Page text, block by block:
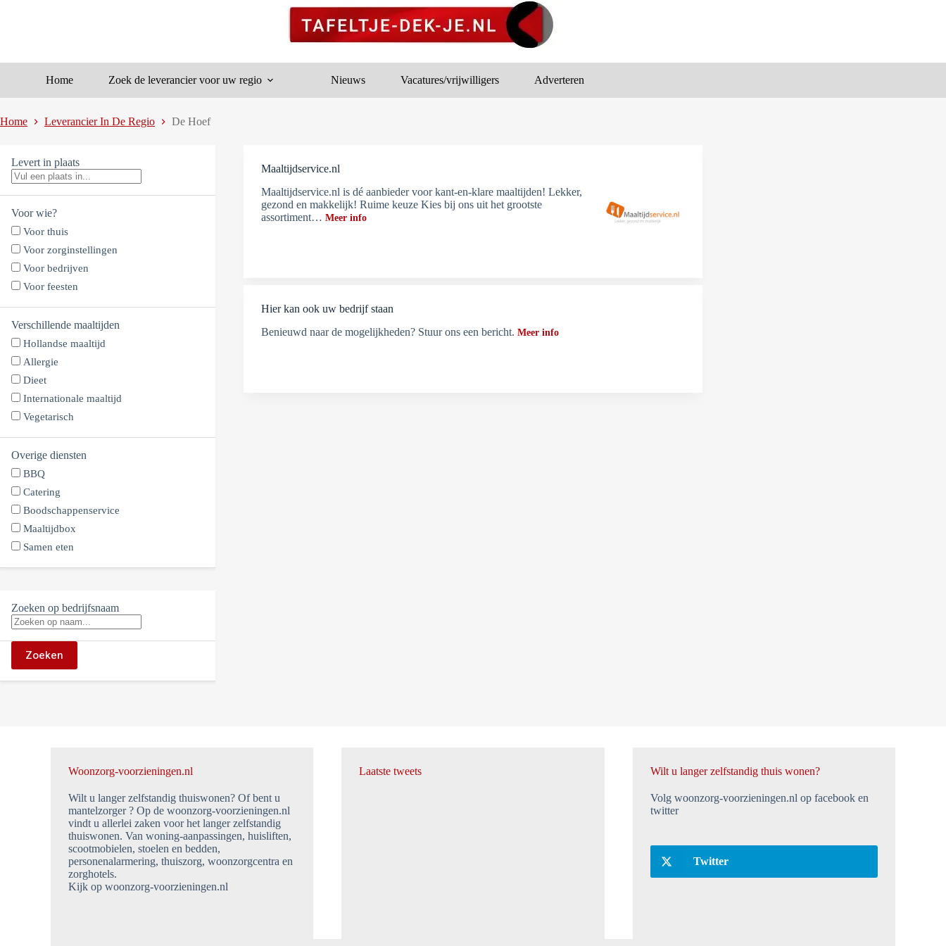
Home Zoek de leverancier voor uw regio Nieuws Vacatures/vrijwilligers Adverteren
Home Leverancier In De Regio De Hoef
Levert in plaats
Voor wie?
Voor thuis
Voor zorginstellingen
Voor bedrijven
Voor feesten
Verschillende maaltijden
Hollandse maaltijd
Allergie
Dieet
Internationale maaltijd
Vegetarisch
Overige diensten
BBQ
Catering
Boodschappenservice
Maaltijdbox
Samen eten
Zoeken op bedrijfsnaam
Zoeken
Maaltijdservice.nl
Maaltijdservice.nl is dé aanbieder voor kant-en-klare maaltijden! Lekker,
gezond en makkelijk! Ruime keuze Kies bij ons uit het grootste
assortiment… Meer info
Hier kan ook uw bedrijf staan
Benieuwd naar de mogelijkheden? Stuur ons een bericht. Meer info
Woonzorg-voorzieningen.nl
Wilt u langer zelfstandig thuiswonen? Of bent u
mantelzorger ? Op de woonzorg-voorzieningen.nl
vindt u allerlei zaken voor het langer zelfstandig
thuiswonen. Van woning-aanpassingen, huisliften,
scootmobielen, stoelen en bedden,
personenalarmering, thuiszorg, woonzorgcentra en
zorghotels.
Kijk op woonzorg-voorzieningen.nl
Laatste tweets Wilt u langer zelfstandig thuis wonen?
Volg woonzorg-voorzieningen.nl op facebook en
twitter
Twitter